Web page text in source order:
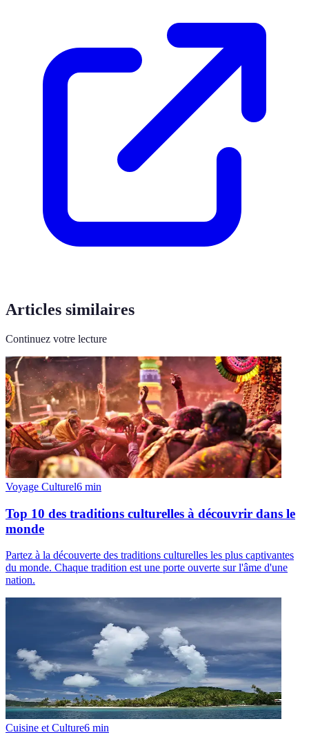
Articles similaires
Continuez votre lecture
Voyage Culturel6 min
Top 10 des traditions culturelles à découvrir dans le
monde
Partez à la découverte des traditions culturelles les plus captivantes
du monde. Chaque tradition est une porte ouverte sur l'âme d'une
nation.
Cuisine et Culture6 min